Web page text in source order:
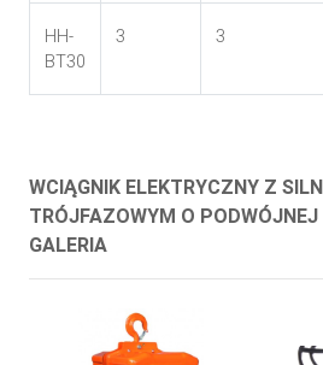
HH-
BT30
3 3
WCIĄGNIK ELEKTRYCZNY Z
TRÓJFAZOWYM O
GALERIA